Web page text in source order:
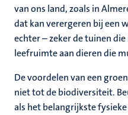
van ons land, zoals in
dat kan verergeren bij een
echter – zeker de tuinen
leefruimte aan dieren die
De voordelen van een
niet tot de biodiversiteit.
als het belangrijkste